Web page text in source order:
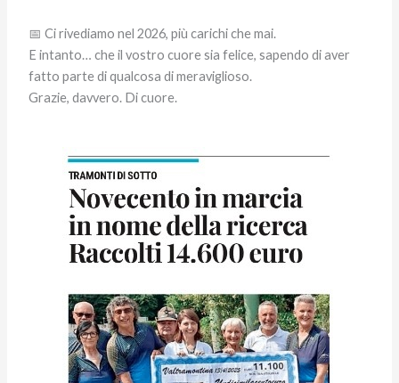
📅 Ci rivediamo nel 2026, più carichi che mai.
E intanto… che il vostro cuore sia felice, sapendo di aver
fatto parte di qualcosa di meraviglioso.
Grazie, davvero. Di cuore.